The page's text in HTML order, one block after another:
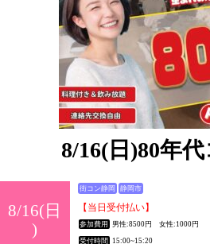
8/16(日)80年
8/16(日
)
街コン静岡 静岡市
【当日受付払い】
参加費用 男性:8500円 女性:1000円
受付時間 15:00~15:20